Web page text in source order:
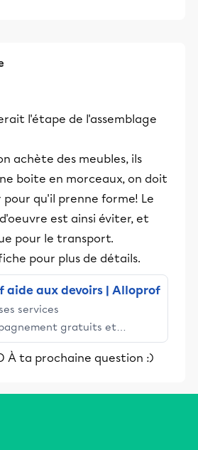
l'étape de l'assemblage
achète des meubles, ils
boite en morceaux, on doit
pour qu'il prenne forme! Le
est ainsi éviter, et
pour le transport.
pour plus de détails.
aide aux devoirs | Alloprof
services
gratuits et
Alloprof engage les élèves
dans la réussite
À ta prochaine question :)